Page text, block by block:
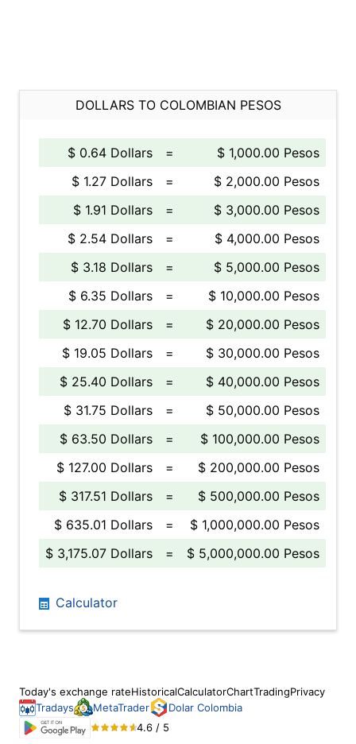
DOLLARS TO COLOMBIAN PESOS
$ 0.64 Dollars =
$ 1,000.00 Pesos
$ 1.27 Dollars
=
$ 2,000.00 Pesos
$ 1.91 Dollars
=
$ 3,000.00 Pesos
$ 2.54 Dollars
=
$ 4,000.00 Pesos
$ 3.18 Dollars
=
$ 5,000.00 Pesos
$ 6.35 Dollars
=
$ 10,000.00 Pesos
$ 12.70 Dollars
=
$ 20,000.00 Pesos
$ 19.05 Dollars
=
$ 30,000.00 Pesos
$ 25.40 Dollars
=
$ 40,000.00 Pesos
$ 31.75 Dollars
=
$ 50,000.00 Pesos
$ 63.50 Dollars
=
$ 100,000.00 Pesos
$ 127.00 Dollars
=
$ 200,000.00 Pesos
$ 317.51 Dollars
=
$ 500,000.00 Pesos
$ 635.01 Dollars
=
$ 1,000,000.00 Pesos
$ 3,175.07 Dollars
= $ 5,000,000.00 Pesos
Calculator
Today's exchange rateHistoricalCalculatorChartTradingPrivacy
Tradays
MetaTrader
Dolar Colombia
4.6 / 5